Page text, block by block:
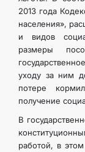
2013 года
населения»,
и видов
размеры
уходу за ним
потере
получение
В
работой, в